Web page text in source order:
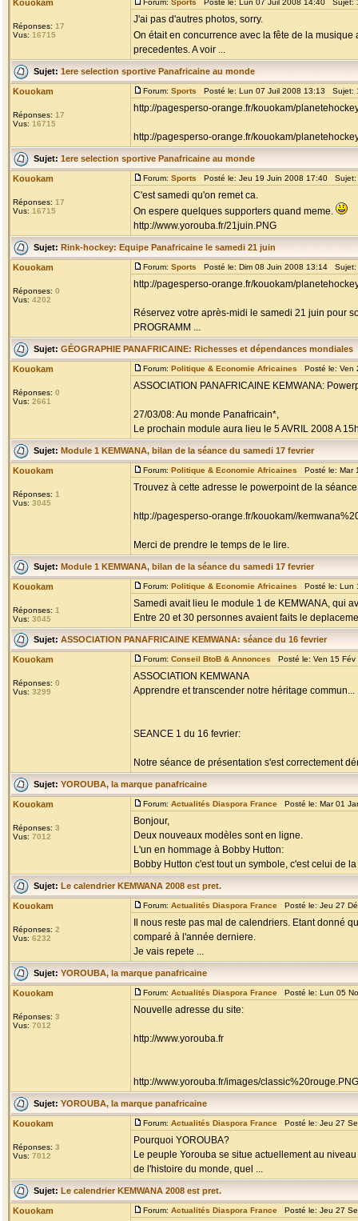
Kouokam
Réponses: 17
Vus: 16715
Forum: Sports Posté le: Lun 07 Juil 2008 14:40 Sujet:
J'ai pas d'autres photos, sorry.
On était en concurrence avec la fête de la
precedentes. A voir ...
Sujet: 1ere selection sportive Panafricaine au monde
Kouokam
Réponses: 17
Vus: 16715
Forum: Sports Posté le: Lun 07 Juil 2008 13:13 Sujet:
http://pagesperso-orange.fr/kouokam/
http://pagesperso-orange.fr/kouokam/
Sujet: 1ere selection sportive Panafricaine au monde
Kouokam
Réponses: 17
Vus: 16715
Forum: Sports Posté le: Jeu 19 Juin 2008 17:40 Sujet:
C'est samedi qu'on remet ca.
On espere quelques supporters quand meme.
http://www.yorouba.fr/21juin.PNG
Sujet: Rink-hockey: Equipe Panafricaine le samedi 21 juin
Kouokam
Réponses: 0
Vus: 4202
Forum: Sports Posté le: Dim 08 Juin 2008 13:14 Sujet:
http://pagesperso-orange.fr/kouokam/
Réservez votre après-midi le samedi 21 juin pour
PROGRAMM ...
Sujet: GÉOGRAPHIE PANAFRICAINE: Richesses et dépendances mondiales
Kouokam
Réponses: 0
Vus: 2661
Forum: Politique & Economie Africaines Posté le: Ven
ASSOCIATION PANAFRICAINE KEMWANA:
27/03/08: Au monde Panafricain*,
Le prochain module aura lieu le 5 AVRIL 2008 A
Sujet: Module 1 KEMWANA, bilan de la séance du samedi 17 fevrier
Kouokam
Réponses: 1
Vus: 3045
Forum: Politique & Economie Africaines Posté le: Mar
Trouvez à cette adresse le powerpoint de la
http://pagesperso-orange.fr/kouokam//
Merci de prendre le temps de le lire.
Sujet: Module 1 KEMWANA, bilan de la séance du samedi 17 fevrier
Kouokam
Réponses: 1
Vus: 3045
Forum: Politique & Economie Africaines Posté le: Lun
Samedi avait lieu le module 1 de KEMWANA, qui
Entre 20 et 30 personnes avaient faits le
Sujet: ASSOCIATION PANAFRICAINE KEMWANA: séance du 16 fevrier
Kouokam
Réponses: 0
Vus: 3299
Forum: Conseil BtoB & Annonces Posté le: Ven 15
ASSOCIATION KEMWANA
Apprendre et transcender notre héritage commun...
SEANCE 1 du 16 fevrier:
Notre séance de présentation s'est correctement
Sujet: YOROUBA, la marque panafricaine
Kouokam
Réponses: 3
Vus: 7012
Forum: Actualités Diaspora France Posté le: Mar 01
Bonjour,
Deux nouveaux modèles sont en ligne.
L'un en hommage à Bobby Hutton:
Bobby Hutton c'est tout un symbole, c'est celui de
Sujet: Le calendrier KEMWANA 2008 est pret.
Kouokam
Réponses: 2
Vus: 6232
Forum: Actualités Diaspora France Posté le: Jeu 27
Il nous reste pas mal de calendriers. Etant donné
comparé à l'année derniere.
Je vais repete ...
Sujet: YOROUBA, la marque panafricaine
Kouokam
Réponses: 3
Vus: 7012
Forum: Actualités Diaspora France Posté le: Lun 05
Nouvelle adresse du site:
http://www.yorouba.fr
http://www.yorouba.fr/images/classic%20rouge.PNG
Sujet: YOROUBA, la marque panafricaine
Kouokam
Réponses: 3
Vus: 7012
Forum: Actualités Diaspora France Posté le: Jeu 27
Pourquoi YOROUBA?
Le peuple Yorouba se situe actuellement au
de l'histoire du monde, quel ...
Sujet: Le calendrier KEMWANA 2008 est pret.
Kouokam Forum: Actualités Diaspora France Posté le: Jeu 27